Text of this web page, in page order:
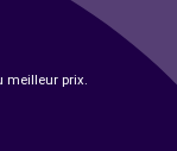
meilleur prix.